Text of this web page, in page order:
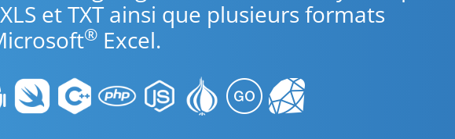
et TXT ainsi que plusieurs formats
® Excel.